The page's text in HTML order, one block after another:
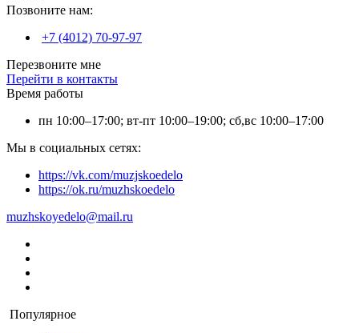
Позвоните нам:
+7 (4012) 70-97-97
Перезвоните мне
Перейти в контакты
Время работы
пн 10:00–17:00; вт-пт 10:00–19:00; сб,вс 10:00–17:00
Мы в социальных сетях:
https://vk.com/muzjskoedelo
https://ok.ru/muzhskoedelo
muzhskoyedelo@mail.ru
Популярное